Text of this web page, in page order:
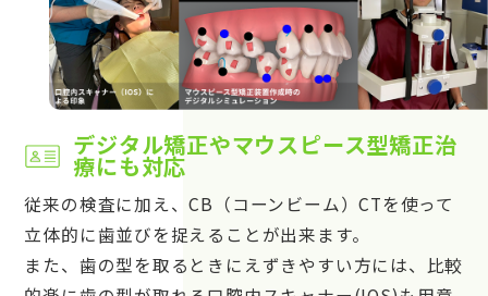
デジタル矯正やマウスピース型矯正治
療にも対応
従来の検査に加え、CB（コーンビーム）CTを使って
立体的に歯並びを捉えることが出来ます。
また、歯の型を取るときにえずきやすい方には、比較